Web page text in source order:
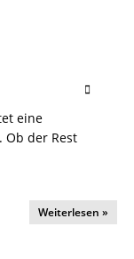
eine
Ob der Rest
Weiterlesen »